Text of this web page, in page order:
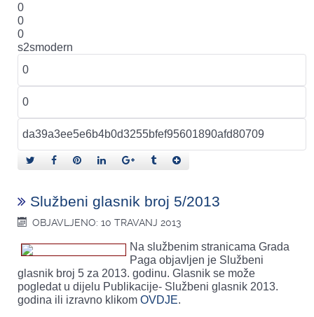
0
0
0
s2smodern
Službeni glasnik broj 5/2013
OBJAVLJENO: 10 TRAVANJ 2013
Na službenim stranicama Grada
Paga objavljen je Službeni
glasnik broj 5 za 2013. godinu. Glasnik se može
pogledat u dijelu Publikacije- Službeni glasnik 2013.
godina ili izravno klikom OVDJE.